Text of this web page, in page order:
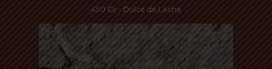
450 Gr - Dulce de Leche